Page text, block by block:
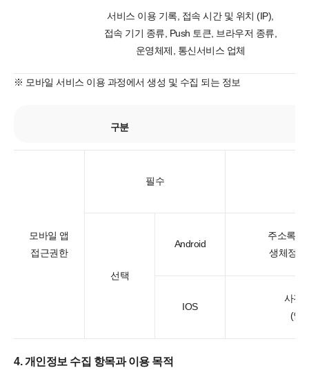
서비스 이용 기록, 접속 시간 및 위치 (IP),
접속 기기 종류, Push 토큰, 브라우저 종류,
운영체제, 통신서비스 업체
※ 모바일 서비스 이용 과정에서 생성 및 수집 되는 정보
구분
모바일 앱
접근권한
필수
선택
Android
주소록
생체정보
IOS
사진
(안
4. 개인정보 수집 항목과 이용 목적